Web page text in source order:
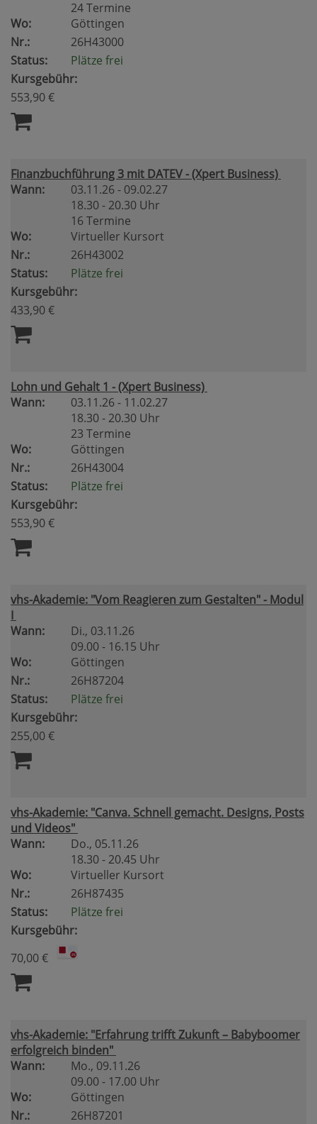
24 Termine
Wo:
Göttingen
Nr.:
26H43000
Status:
Plätze frei
Kursgebühr:
553,90 €
Finanzbuchführung 3 mit DATEV - (Xpert Business)
Wann:
03.11.26 - 09.02.27
18.30 - 20.30 Uhr
16 Termine
Wo:
Virtueller Kursort
Nr.:
26H43002
Status:
Plätze frei
Kursgebühr:
433,90 €
Lohn und Gehalt 1 - (Xpert Business)
Wann:
03.11.26 - 11.02.27
18.30 - 20.30 Uhr
23 Termine
Wo:
Göttingen
Nr.:
26H43004
Status:
Plätze frei
Kursgebühr:
553,90 €
vhs-Akademie: "Vom Reagieren zum Gestalten" - Modul
I
Wann:
Di., 03.11.26
09.00 - 16.15 Uhr
Wo:
Göttingen
Nr.:
26H87204
Status:
Plätze frei
Kursgebühr:
255,00 €
vhs-Akademie: "Canva. Schnell gemacht. Designs, Posts
und Videos"
Wann:
Do., 05.11.26
18.30 - 20.45 Uhr
Wo:
Virtueller Kursort
Nr.:
26H87435
Status:
Plätze frei
Kursgebühr:
70,00 €
vhs-Akademie: "Erfahrung trifft Zukunft – Babyboomer
erfolgreich binden"
Wann:
Mo., 09.11.26
09.00 - 17.00 Uhr
Wo:
Göttingen
Nr.:
26H87201